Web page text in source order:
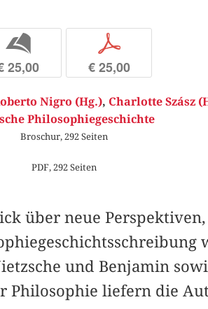
b
25,00
p
€ 25,00
Nigro (Hg.), Charlotte Szász
Philosophiegeschichte
Broschur, 292 Seiten
PDF, 292 Seiten
über neue
und Benjamin
Philosophie liefern die